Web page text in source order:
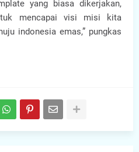
yang biasa dikerjakan,
mencapai visi misi kita
indonesia emas,” pungkas